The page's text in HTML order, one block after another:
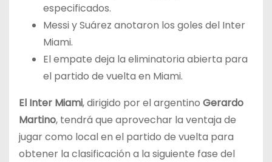
especificados.
Messi y Suárez anotaron los goles del Inter
Miami.
El empate deja la eliminatoria abierta para
el partido de vuelta en Miami.
El Inter Miami, dirigido por el argentino Gerardo
Martino, tendrá que aprovechar la ventaja de
jugar como local en el partido de vuelta para
obtener la clasificación a la siguiente fase del